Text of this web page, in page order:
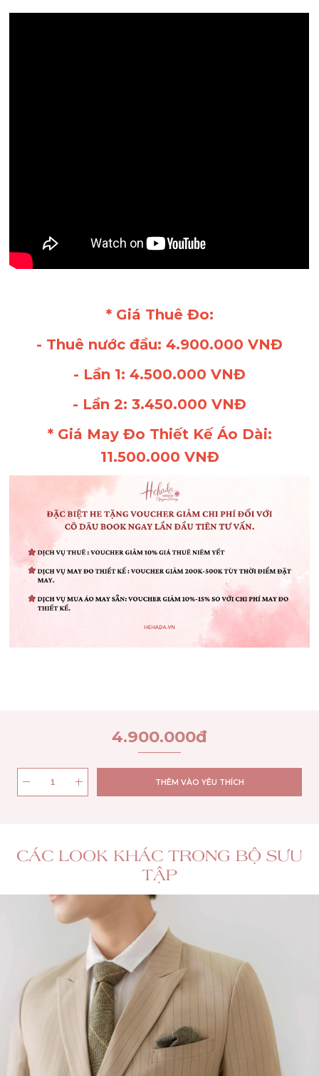
* Giá Thuê Đo:
- Thuê nước đầu: 4.900.000 VNĐ
- Lần 1: 4.500.000 VNĐ
- Lần 2: 3.450.000 VNĐ
* Giá May Đo Thiết Kế Áo Dài:
11.500.000 VNĐ
4.900.000đ
THÊM VÀO YÊU THÍCH
CÁC LOOK KHÁC TRONG BỘ SƯU
TẬP